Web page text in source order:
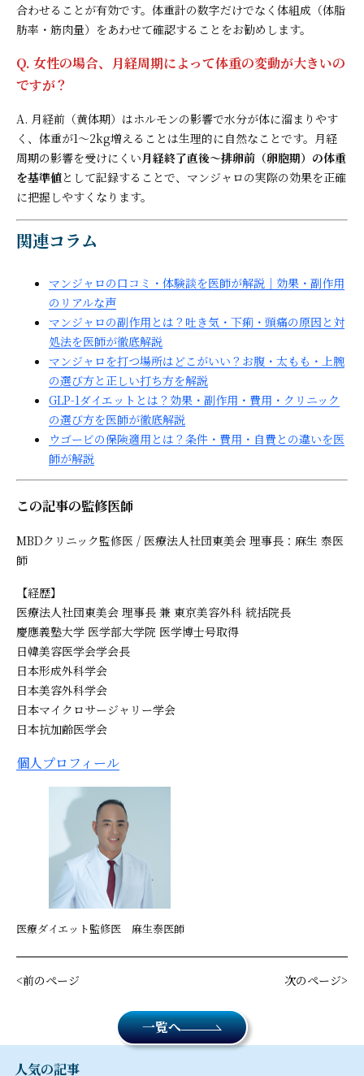
合わせることが有効です。体重計の数字だけでなく体組成（体脂
肪率・筋肉量）をあわせて確認することをお勧めします。
Q. 女性の場合、月経周期によって体重の変動が大きいの
ですが？
A. 月経前（黄体期）はホルモンの影響で水分が体に溜まりやす
く、体重が1〜2kg増えることは生理的に自然なことです。月経
周期の影響を受けにくい月経終了直後〜排卵前（卵胞期）の体重
を基準値として記録することで、マンジャロの実際の効果を正確
に把握しやすくなります。
関連コラム
マンジャロの口コミ・体験談を医師が解説｜効果・副作用
のリアルな声
マンジャロの副作用とは？吐き気・下痢・頭痛の原因と対
処法を医師が徹底解説
マンジャロを打つ場所はどこがいい？お腹・太もも・上腕
の選び方と正しい打ち方を解説
GLP-1ダイエットとは？効果・副作用・費用・クリニック
の選び方を医師が徹底解説
ウゴービの保険適用とは？条件・費用・自費との違いを医
師が解説
この記事の監修医師
MBDクリニック監修医 / 医療法人社団東美会 理事長：麻生 泰医
師
【経歴】
医療法人社団東美会 理事長 兼 東京美容外科 統括院長
慶應義塾大学 医学部大学院 医学博士号取得
日韓美容医学会学会長
日本形成外科学会
日本美容外科学会
日本マイクロサージャリー学会
日本抗加齢医学会
個人プロフィール
医療ダイエット監修医 麻生泰医師
前のページ 次のページ
一覧へ
人気の記事